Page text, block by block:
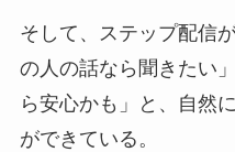
そして、ステップ配信
の人の話なら聞きたい
ら安心かも」と、自然
ができている。